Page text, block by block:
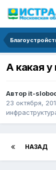
А какая у
Автор it-
23 октября,
НАЗАД